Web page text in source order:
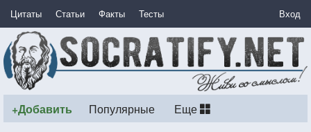
Цитаты Статьи Факты Тесты Вход
+Добавить Популярные Еще